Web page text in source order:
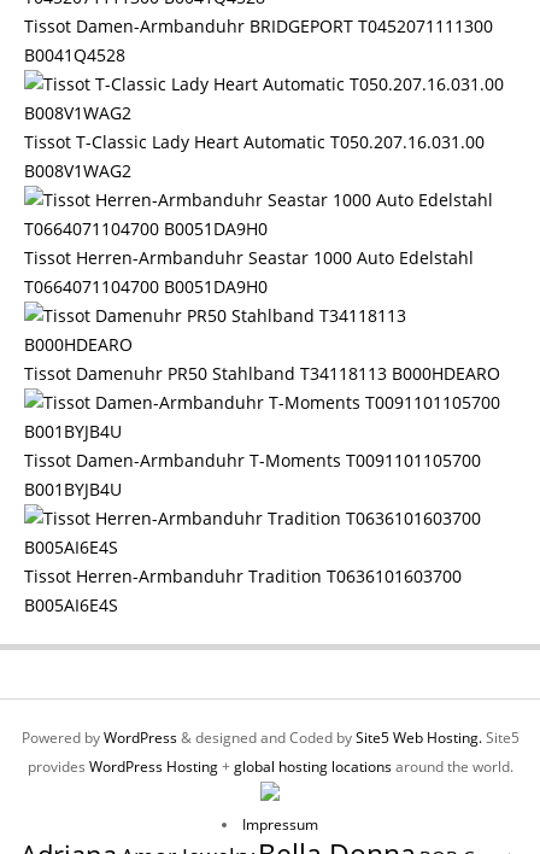
Tissot Damen-Armbanduhr BRIDGEPORT T0452071111300
B0041Q4528
Tissot T-Classic Lady Heart Automatic T050.207.16.031.00
B008V1WAG2
Tissot Herren-Armbanduhr Seastar 1000 Auto Edelstahl
T0664071104700 B0051DA9H0
Tissot Damenuhr PR50 Stahlband T34118113 B000HDEARO
Tissot Damen-Armbanduhr T-Moments T0091101105700
B001BYJB4U
Tissot Herren-Armbanduhr Tradition T0636101603700
B005AI6E4S
Powered byWordPress& designed and Coded bySite5 Web Hosting.Site5
provides WordPress Hosting+global hosting locationsaround the world.
Impressum